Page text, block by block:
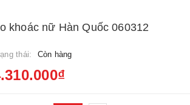
khoác nữ Hàn Quốc 060312
thái: Còn hàng